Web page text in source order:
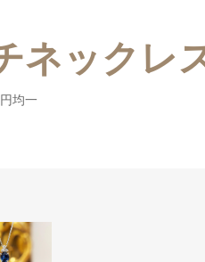
ネックレ
均一